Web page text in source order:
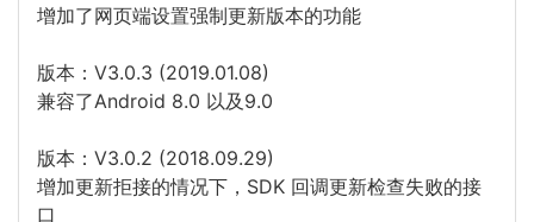
增加了网页端设置强制更新版本的功能
版本：V3.0.3 (2019.01.08)
兼容了Android 8.0 以及9.0
版本：V3.0.2 (2018.09.29)
增加更新拒接的情况下，SDK 回调更新检查失败的接
口